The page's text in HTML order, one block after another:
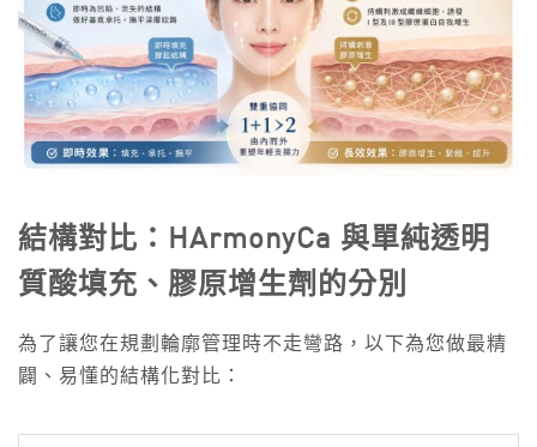
結構對比：HArmonyCa 與單純透明
質酸填充、膠原增生劑的分別
為了讓您在規劃輪廓管理時不走彎路，以下為您做最精
闢、易懂的結構化對比：